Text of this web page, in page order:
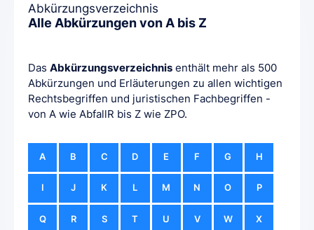
Abkürzungsverzeichnis
Alle Abkürzungen von A bis Z
Das Abkürzungsverzeichnis enthält mehr als 500
Abkürzungen und Erläuterungen zu allen wichtigen
Rechtsbegriffen und juristischen Fachbegriffen -
von A wie AbfallR bis Z wie ZPO.
A B C D E F G H
I J K L M N O P
Q R S T U V W X